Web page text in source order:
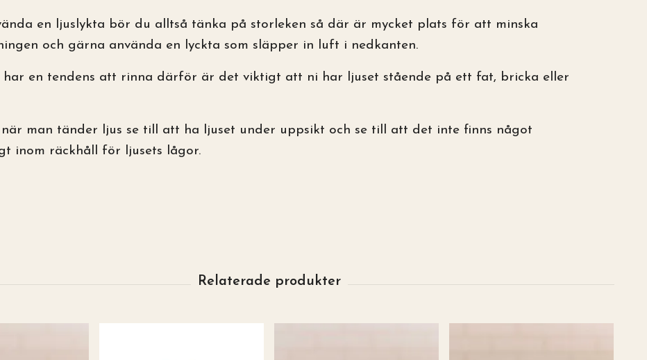
en ljuslykta bör du alltså tänka på storleken så där är mycket plats för att minska
och gärna använda en lyckta som släpper in luft i nedkanten.
har en tendens att rinna därför är det viktigt att ni har ljuset stående på ett fat, bricka eller
man tänder ljus se till att ha ljuset under uppsikt och se till att det inte finns något
inom räckhåll för ljusets lågor.